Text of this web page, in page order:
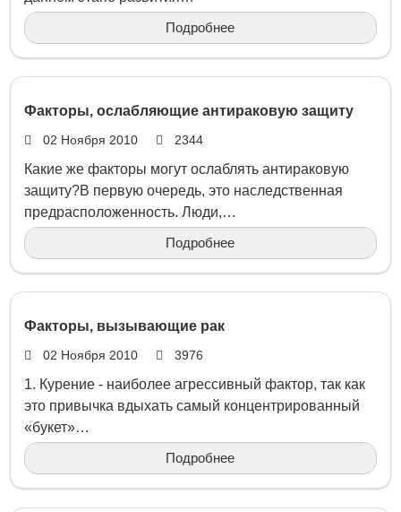
Подробнее
Факторы, ослабляющие антираковую защиту
02 Ноября 2010 2344
Какие же факторы могут ослаблять антираковую
защиту?В первую очередь, это наследственная
предрасположенность. Люди,…
Подробнее
Факторы, вызывающие рак
02 Ноября 2010 3976
1. Курение - наиболее агрессивный фактор, так как
это привычка вдыхать самый концентрированный
«букет»…
Подробнее